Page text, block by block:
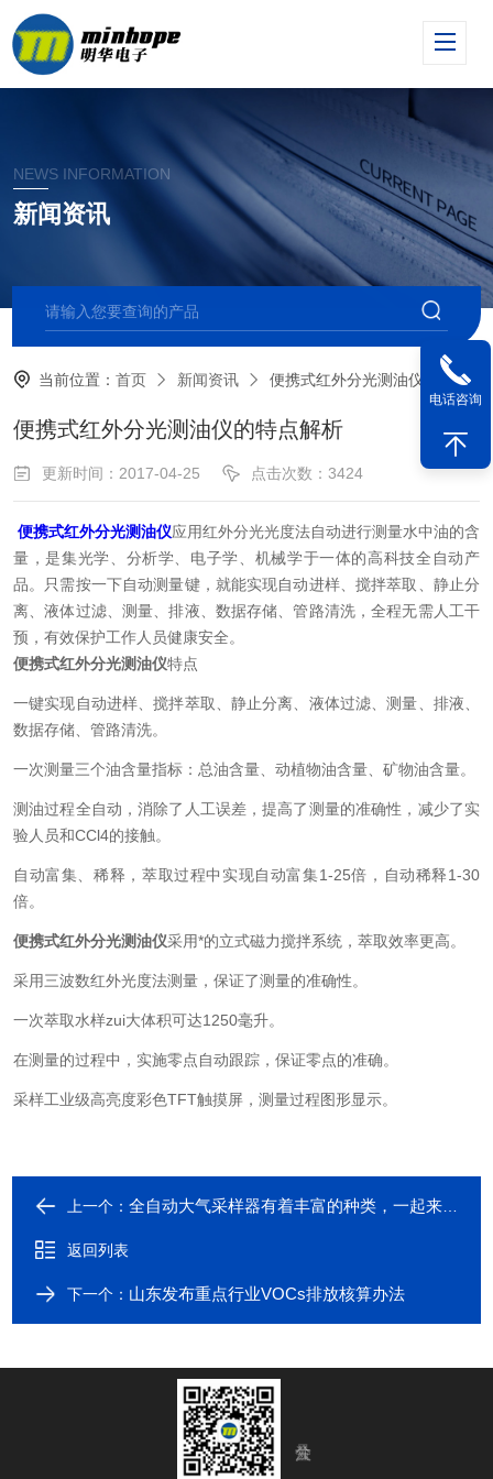
NEWS INFORMATION
新闻资讯
当前位置：首页 新闻资讯 便携式红外分光测油仪的特点解析
便携式红外分光测油仪的特点解析
更新时间：2017-04-25 点击次数：3424
便携式红外分光测油仪应用红外分光光度法自动进行测量水中油的含
量，是集光学、分析学、电子学、机械学于一体的高科技全自动产
品。只需按一下自动测量键，就能实现自动进样、搅拌萃取、静止分
离、液体过滤、测量、排液、数据存储、管路清洗，全程无需人工干
预，有效保护工作人员健康安全。
便携式红外分光测油仪特点
一键实现自动进样、搅拌萃取、静止分离、液体过滤、测量、排液、
数据存储、管路清洗。
一次测量三个油含量指标：总油含量、动植物油含量、矿物油含量。
测油过程全自动，消除了人工误差，提高了测量的准确性，减少了实
验人员和CCl4的接触。
自动富集、稀释，萃取过程中实现自动富集1-25倍，自动稀释1-30
倍。
便携式红外分光测油仪采用*的立式磁力搅拌系统，萃取效率更高。
采用三波数红外光度法测量，保证了测量的准确性。
一次萃取水样zui大体积可达1250毫升。
在测量的过程中，实施零点自动跟踪，保证零点的准确。
采样工业级高亮度彩色TFT触摸屏，测量过程图形显示。
上一个：全自动大气采样器有着丰富的种类，一起来看看！
返回列表
下一个： 山东发布重点行业VOCs排放核算办法
电话咨询